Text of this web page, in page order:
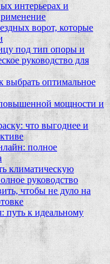
интерьерах и
ворот, которые
под тип опоры и
руководство для
выбрать оптимальное
мощности и
что выгоднее и
полное
климатическую
руководство
чтобы не дуло на
путь к идеальному